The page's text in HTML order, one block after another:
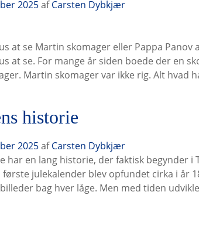
2025af Carsten Dybkjær
at se Martin skomager eller Pappa Panov
at se. For mange år siden boede der en
Martin skomager var ikke rig. Alt hvad
historie
2025af Carsten Dybkjær
har en lang historie, der faktisk begynder i
første julekalender blev opfundet cirka i år
bag hver låge. Men med tiden